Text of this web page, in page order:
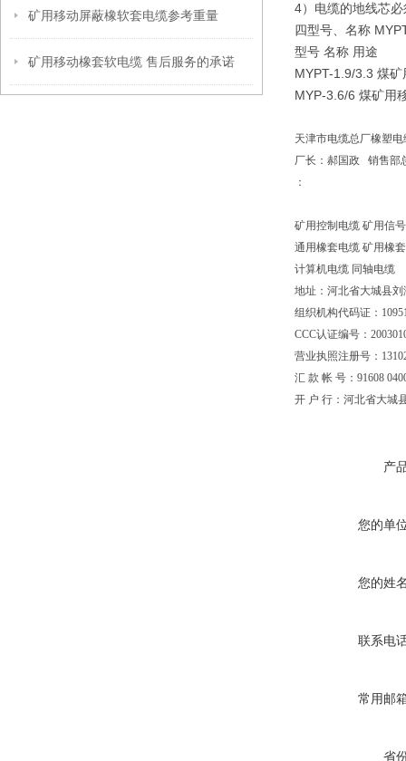
矿用移动屏蔽橡软套电缆参考重量
矿用移动橡套软电缆 售后服务的承诺
4）电缆的地线芯
四型号、名称
型号 名称 用途
MYPT-1.9/3.3 煤
MYP-3.6/6 煤矿用
天津市电缆总厂橡塑电
厂长：郝国政 销售部
：
矿用控制电缆 矿用信
通用橡套电缆 矿用橡
计算机电缆 同轴电缆
地址：河北省大城县
组织机构代码证：
CCC认证编号：
营业执照注册号：
汇 款 帐 号：91608
开 户 行：河北省大城
产
您的单
您的姓
联系电
常用邮
省